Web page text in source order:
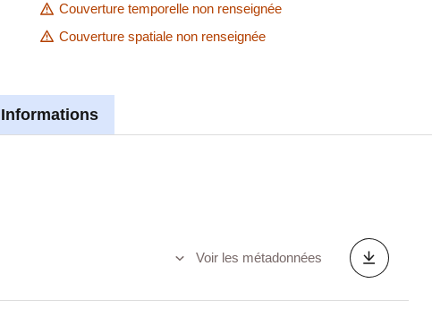
Couverture temporelle non renseignée
Couverture spatiale non renseignée
Informations
Voir les métadonnées